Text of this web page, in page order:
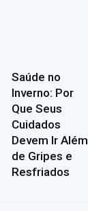
Saúde no
Inverno: Por
Que Seus
Cuidados
Devem Ir Além
de Gripes e
Resfriados